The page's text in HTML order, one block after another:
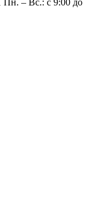
Пн. – Вс.: с 9:00 до